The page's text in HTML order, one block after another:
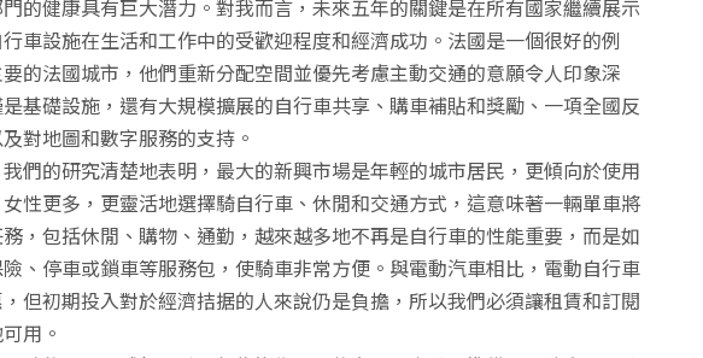
的健康具有巨大潛力。對我而言，未來五年的關鍵是在所有國家繼續展示
車設施在生活和工作中的受歡迎程度和經濟成功。法國是一個很好的例
的法國城市，他們重新分配空間並優先考慮主動交通的意願令人印象深
基礎設施，還有大規模擴展的自行車共享、購車補貼和獎勵、一項全國反
對地圖和數字服務的支持。
們的研究清楚地表明，最大的新興市場是年輕的城市居民，更傾向於使用
性更多，更靈活地選擇騎自行車、休閒和交通方式，這意味著一輛單車將
，包括休閒、購物、通勤，越來越多地不再是自行車的性能重要，而是如
、停車或鎖車等服務包，使騎車非常方便。與電動汽車相比，電動自行車
但初期投入對於經濟拮据的人來說仍是負擔，所以我們必須讓租賃和訂閱
用。